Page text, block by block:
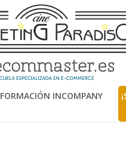
FORMACIÓN INCOMPANY